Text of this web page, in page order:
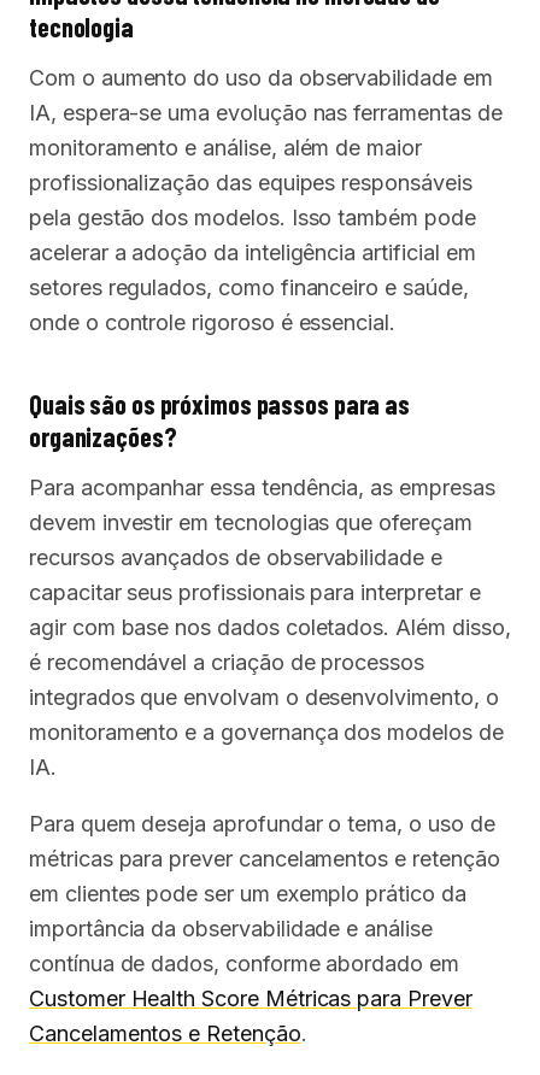
tecnologia
Com o aumento do uso da observabilidade em
IA, espera-se uma evolução nas ferramentas de
monitoramento e análise, além de maior
profissionalização das equipes responsáveis
pela gestão dos modelos. Isso também pode
acelerar a adoção da inteligência artificial em
setores regulados, como financeiro e saúde,
onde o controle rigoroso é essencial.
Quais são os próximos passos para as
organizações?
Para acompanhar essa tendência, as empresas
devem investir em tecnologias que ofereçam
recursos avançados de observabilidade e
capacitar seus profissionais para interpretar e
agir com base nos dados coletados. Além disso,
é recomendável a criação de processos
integrados que envolvam o desenvolvimento, o
monitoramento e a governança dos modelos de
IA.
Para quem deseja aprofundar o tema, o uso de
métricas para prever cancelamentos e retenção
em clientes pode ser um exemplo prático da
importância da observabilidade e análise
contínua de dados, conforme abordado em
Customer Health Score Métricas para Prever
Cancelamentos e Retenção.